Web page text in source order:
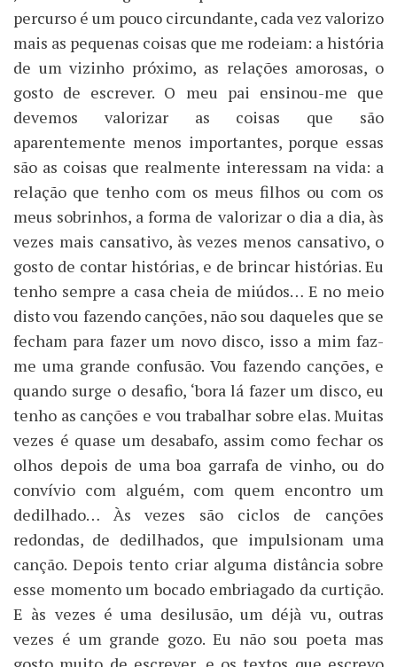
percurso é um pouco circundante, cada vez valorizo
mais as pequenas coisas que me rodeiam: a história
de um vizinho próximo, as relações amorosas, o
gosto de escrever. O meu pai ensinou-me que
devemos valorizar as coisas que são
aparentemente menos importantes, porque essas
são as coisas que realmente interessam na vida: a
relação que tenho com os meus filhos ou com os
meus sobrinhos, a forma de valorizar o dia a dia, às
vezes mais cansativo, às vezes menos cansativo, o
gosto de contar histórias, e de brincar histórias. Eu
tenho sempre a casa cheia de miúdos… E no meio
disto vou fazendo canções, não sou daqueles que se
fecham para fazer um novo disco, isso a mim faz-
me uma grande confusão. Vou fazendo canções, e
quando surge o desafio, ‘bora lá fazer um disco, eu
tenho as canções e vou trabalhar sobre elas. Muitas
vezes é quase um desabafo, assim como fechar os
olhos depois de uma boa garrafa de vinho, ou do
convívio com alguém, com quem encontro um
dedilhado… Às vezes são ciclos de canções
redondas, de dedilhados, que impulsionam uma
canção. Depois tento criar alguma distância sobre
esse momento um bocado embriagado da curtição.
E às vezes é uma desilusão, um déjà vu, outras
vezes é um grande gozo. Eu não sou poeta mas